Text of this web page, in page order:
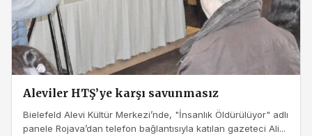
Aleviler HTŞ’ye karşı savunmasız
Bielefeld Alevi Kültür Merkezi’nde, "İnsanlık Öldürülüyor" adlı
panele Rojava’dan telefon bağlantısıyla katılan gazeteci Ali...